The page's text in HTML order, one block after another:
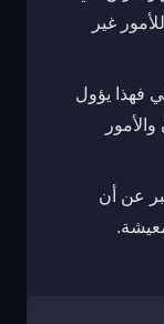
غير
فهذا يؤول
عن أن